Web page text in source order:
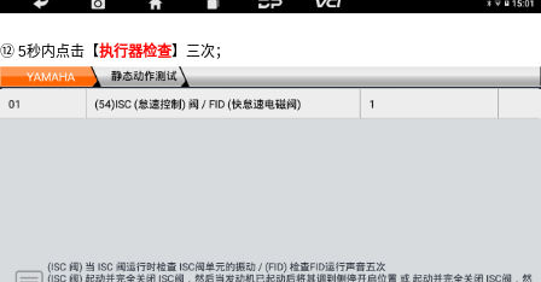
⑫ 5秒内点击【执行器检查】三次；